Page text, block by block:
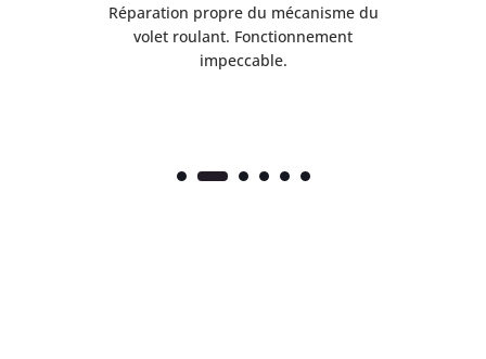
Réparation propre du mécanisme du
volet roulant. Fonctionnement
impeccable.